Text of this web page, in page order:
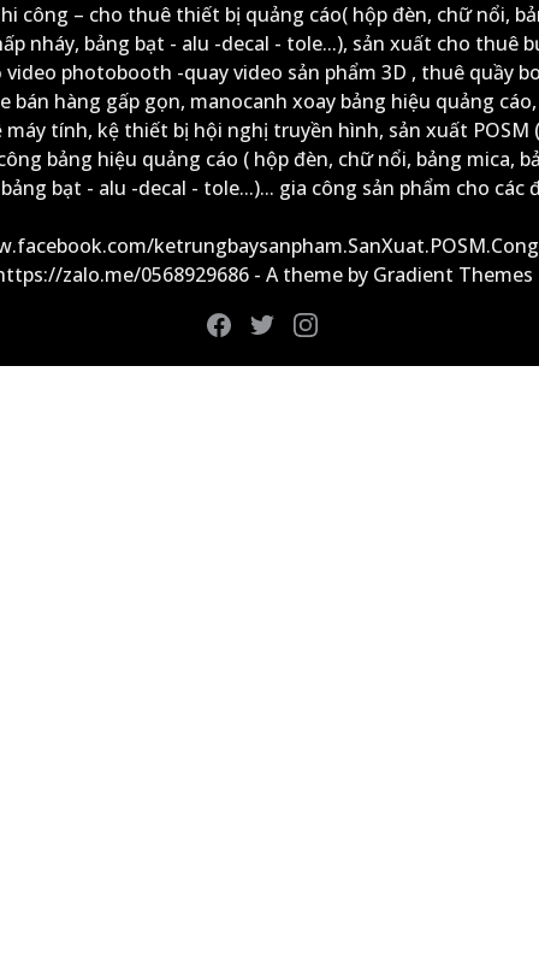
công – cho thuê thiết bị quảng cáo( hộp đèn, chữ nổi,
nháy, bảng bạt - alu -decal - tole...), sản xuất cho thuê
photobooth -quay video sản phẩm 3D , thuê quầy
bán hàng gấp gọn, manocanh xoay bảng hiệu quảng
tính, kệ thiết bị hội nghị truyền hình, sản xuất POSM
bảng hiệu quảng cáo ( hộp đèn, chữ nổi, bảng mica,
bạt - alu -decal - tole...)... gia công sản phẩm cho các
zalo.me/0568929686 - A theme by Gradient